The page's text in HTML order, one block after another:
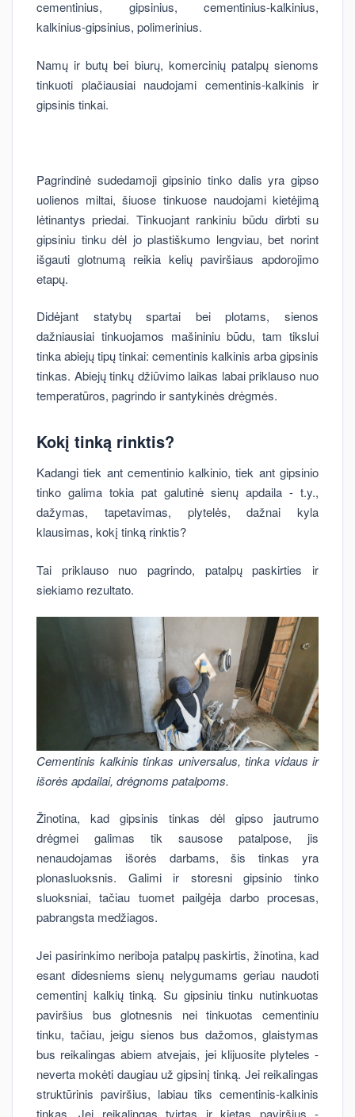
cementinius, gipsinius, cementinius-kalkinius,
kalkinius-gipsinius, polimerinius.
Namų ir butų bei biurų, komercinių patalpų sienoms
tinkuoti plačiausiai naudojami cementinis-kalkinis ir
gipsinis tinkai.
Pagrindinė sudedamoji gipsinio tinko dalis yra gipso
uolienos miltai, šiuose tinkuose naudojami kietėjimą
lėtinantys priedai. Tinkuojant rankiniu būdu dirbti su
gipsiniu tinku dėl jo plastiškumo lengviau, bet norint
išgauti glotnumą reikia kelių paviršiaus apdorojimo
etapų.
Didėjant statybų spartai bei plotams, sienos
dažniausiai tinkuojamos mašininiu būdu, tam tikslui
tinka abiejų tipų tinkai: cementinis kalkinis arba gipsinis
tinkas. Abiejų tinkų džiūvimo laikas labai priklauso nuo
temperatūros, pagrindo ir santykinės drėgmės.
Kokį tinką rinktis?
Kadangi tiek ant cementinio kalkinio, tiek ant gipsinio
tinko galima tokia pat galutinė sienų apdaila - t.y.,
dažymas, tapetavimas, plytelės, dažnai kyla
klausimas, kokį tinką rinktis?
Tai priklauso nuo pagrindo, patalpų paskirties ir
siekiamo rezultato.
Cementinis kalkinis tinkas universalus, tinka vidaus ir
išorės apdailai, drėgnoms patalpoms.
Žinotina, kad gipsinis tinkas dėl gipso jautrumo
drėgmei galimas tik sausose patalpose, jis
nenaudojamas išorės darbams, šis tinkas yra
plonasluoksnis. Galimi ir storesni gipsinio tinko
sluoksniai, tačiau tuomet pailgėja darbo procesas,
pabrangsta medžiagos.
Jei pasirinkimo neriboja patalpų paskirtis, žinotina, kad
esant didesniems sienų nelygumams geriau naudoti
cementinį kalkių tinką. Su gipsiniu tinku nutinkuotas
paviršius bus glotnesnis nei tinkuotas cementiniu
tinku, tačiau, jeigu sienos bus dažomos, glaistymas
bus reikalingas abiem atvejais, jei klijuosite plyteles -
neverta mokėti daugiau už gipsinį tinką. Jei reikalingas
struktūrinis paviršius, labiau tiks cementinis-kalkinis
tinkas. Jei reikalingas tvirtas ir kietas paviršius -